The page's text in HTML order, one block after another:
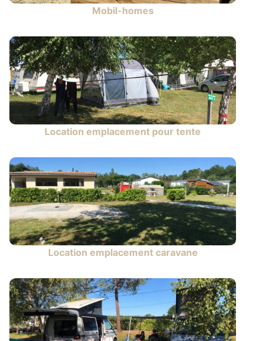
Mobil-homes
Location emplacement pour tente
Location emplacement caravane